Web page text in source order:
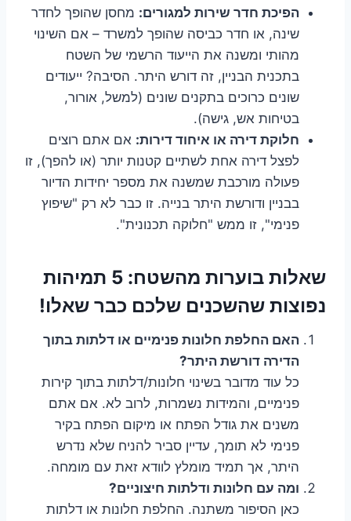
הפיכת חדר שירות למגורים: מחסן שהופך לחדר
שינה, או חדר כביסה שהופך למשרד – אם השינוי
מהותי ומשנה את הייעוד הרשמי של השטח
בתכנית הבניין, זה דורש היתר. הסיבה? ייעודים
שונים כרוכים בתקנים שונים (למשל, אורור,
בטיחות אש, גישה).
חלוקת דירה או איחוד דירות: אם אתם רוצים
לפצל דירה אחת לשתיים קטנות יותר (או להפך), זו
פעולה מורכבת שמשנה את מספר יחידות הדיור
בבניין ודורשת היתר בנייה. זו כבר לא רק "שיפוץ
פנימי", זו ממש "חלוקה תכנונית".
שאלות בוערות מהשטח: 5 תמיהות
נפוצות שהשכנים שלכם כבר שאלו!
האם החלפת חלונות פנימיים או דלתות בתוך
הדירה דורשת היתר?
כל עוד מדובר בשינוי חלונות/דלתות בתוך קירות
פנימיים, והמידות נשמרות, לרוב לא. אם אתם
משנים את גודל הפתח או מיקום הפתח בקיר
פנימי לא תומך, עדיין סביר להניח שלא נדרש
היתר, אך תמיד מומלץ לוודא זאת עם מומחה.
ומה עם חלונות ודלתות חיצוניים?
כאן הסיפור משתנה. החלפת חלונות או דלתות